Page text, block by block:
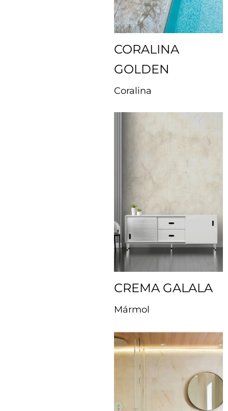
CORALINA
GOLDEN
Coralina
CREMA GALALA
Mármol